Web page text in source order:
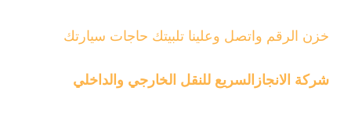
خزن الرقم واتصل وعلينا تلبيتك حاجات سيارتك
شركة الانجازالسريع للنقل الخارجي والداخلي